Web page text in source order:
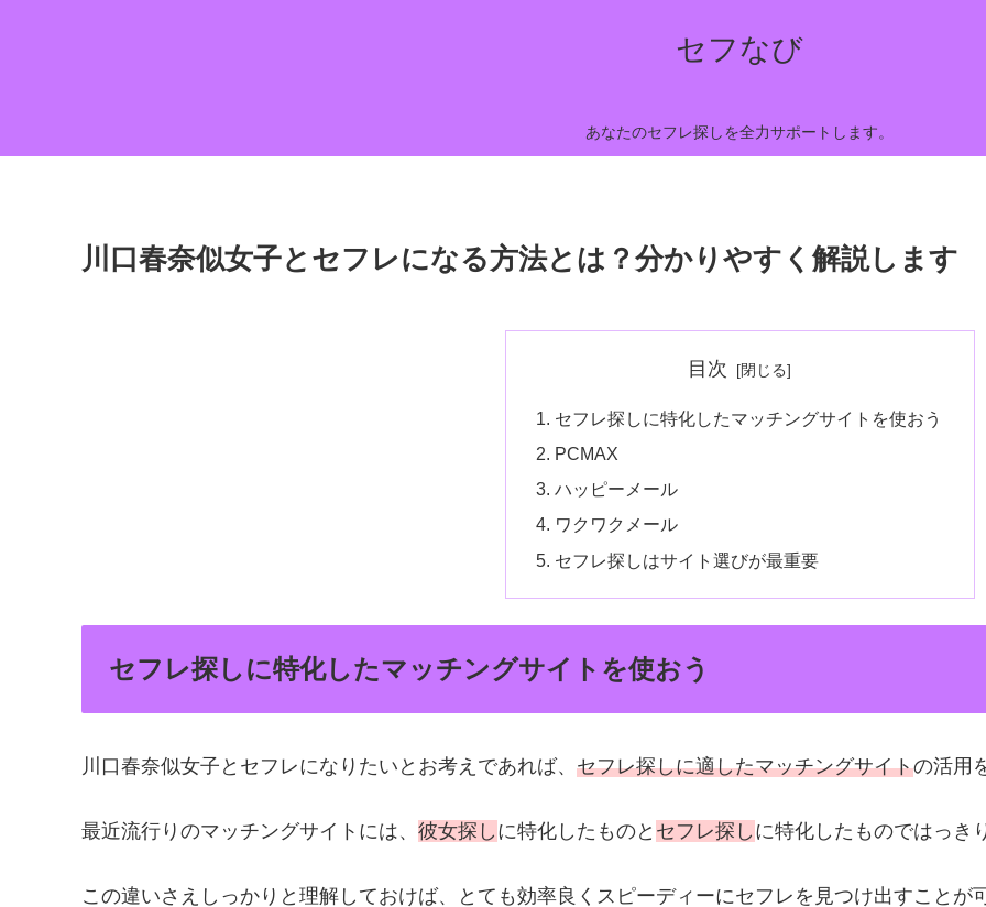
セフなび
あなたのセフレ探しを全力サポートします。
川口春奈似女子とセフレになる方法とは？分かりやすく解説します
目次
セフレ探しに特化したマッチングサイトを使おう
PCMAX
ハッピーメール
ワクワクメール
セフレ探しはサイト選びが最重要
セフレ探しに特化したマッチングサイトを使おう
川口春奈似女子とセフレになりたいとお考えであれば、 セフレ探しに適したマッチングサイトの活用
最近流行りのマッチングサイトには、 彼女探し に特化したものと セフレ探し に特化したものではっき
この違いさえしっかりと理解しておけば、とても効率良くスピーディーにセフレを見つけ出すことが